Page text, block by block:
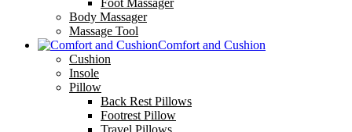
Foot Massager
Body Massager
Massage Tool
Comfort and Cushion
Cushion
Insole
Pillow
Back Rest Pillows
Footrest Pillow